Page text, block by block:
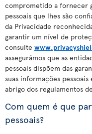
comprometido a fornecer
pessoais que lhes são
da Privacidade
garantir um nível de
consulte
assegurámos que as
pessoais dispõem das
suas informações
abrigo dos regulamentos
Com quem é que
pessoais?